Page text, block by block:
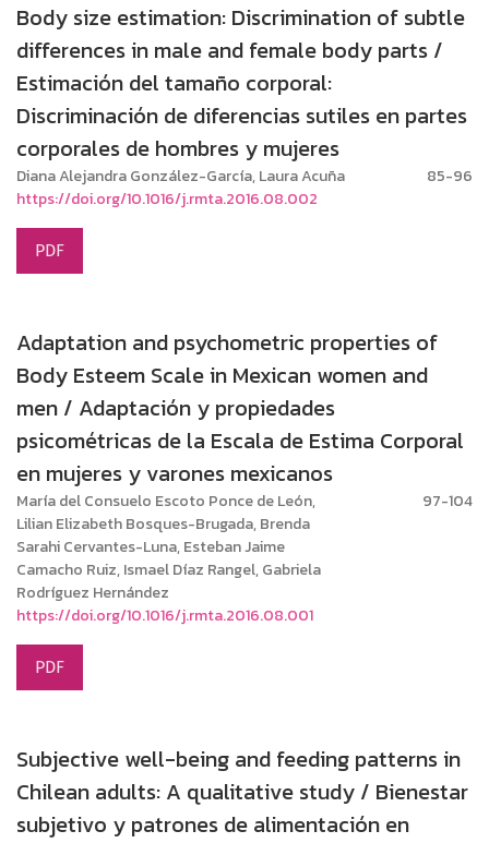
Body size estimation: Discrimination of subtle
differences in male and female body parts /
Estimación del tamaño corporal:
Discriminación de diferencias sutiles en partes
corporales de hombres y mujeres
Diana Alejandra González-García, Laura Acuña
85-96
https://doi.org/10.1016/j.rmta.2016.08.002
PDF
Adaptation and psychometric properties of
Body Esteem Scale in Mexican women and
men / Adaptación y propiedades
psicométricas de la Escala de Estima Corporal
en mujeres y varones mexicanos
María del Consuelo Escoto Ponce de León,
Lilian Elizabeth Bosques-Brugada, Brenda
Sarahi Cervantes-Luna, Esteban Jaime
Camacho Ruiz, Ismael Díaz Rangel, Gabriela
Rodríguez Hernández
97-104
https://doi.org/10.1016/j.rmta.2016.08.001
PDF
Subjective well-being and feeding patterns in
Chilean adults: A qualitative study / Bienestar
subjetivo y patrones de alimentación en